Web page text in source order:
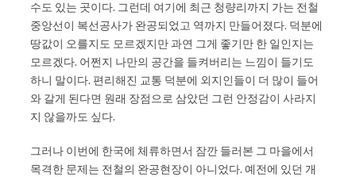
수도 있는 곳이다. 그런데 여기에 최근 청량리까지 가는 전철
중앙선이 복선공사가 완공되었고 역까지 만들어졌다. 덕분에
땅값이 오를지도 모르겠지만 과연 그게 좋기만 한 일인지는
모르겠다. 어쩐지 나만의 공간을 들켜버리는 느낌이 들기도
하니 말이다. 편리해진 교통 덕분에 외지인들이 더 많이 들어
와 갈게 된다면 원래 장점으로 삼았던 그런 안정감이 사라지
지 않을까도 싶다.
그러나 이번에 한국에 체류하면서 잠깐 들러본 그 마을에서
목격한 문제는 전철의 완공현장이 아니었다. 예전에 있던 개